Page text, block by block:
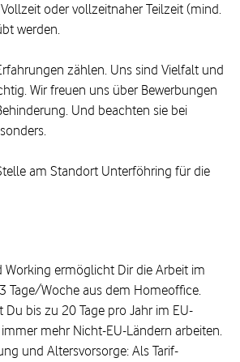
oder vollzeitnaher Teilzeit (mind.
werden.
zählen. Uns sind Vielfalt und
Wir freuen uns über Bewerbungen
Und beachten sie bei
am Standort Unterföhring für die
Working ermöglicht Dir die Arbeit im
Tage/Woche aus dem Homeoffice.
bis zu 20 Tage pro Jahr im EU-
mehr Nicht-EU-Ländern arbeiten.
und Altersvorsorge: Als Tarif-